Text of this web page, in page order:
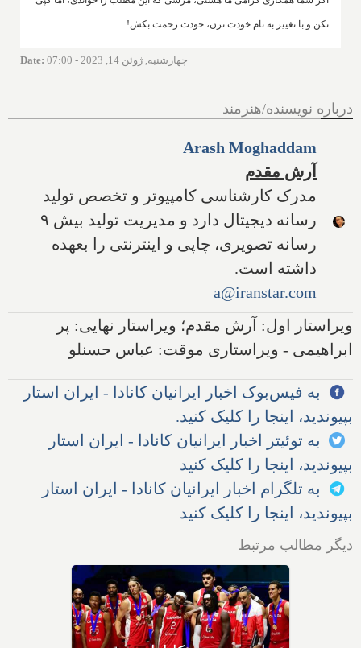
نکن و با تغییر به نام خودت نزن، خودت زحمت بکش!
Date: چهارشنبه, ژوئن 14, 2023 - 07:00
درباره نویسنده/هنرمند
Arash Moghaddam
آرش مقدم
مدرک کارشناسی کامپیوتر و تخصص تولید
رسانه دیجیتال دارد و مدیریت تولید بیش ۹
رسانه تصویری، چاپی و اینترنتی را بعهده
داشته است.
a@iranstar.com
ویراستار اول: آرش مقدم؛ ویراستار نهایی: پر
ابراهیمی - ویراستاری موقت: عباس حسنلو
به فیس‌بوک اخبار ایرانیان کانادا - ایران استار
بپیوندید، اینجا را کلیک کنید.
به توئیتر اخبار ایرانیان کانادا - ایران استار
بپیوندید، اینجا را کلیک کنید
به تلگرام اخبار ایرانیان کانادا - ایران استار
بپیوندید، اینجا را کلیک کنید
دیگر مطالب مرتبط